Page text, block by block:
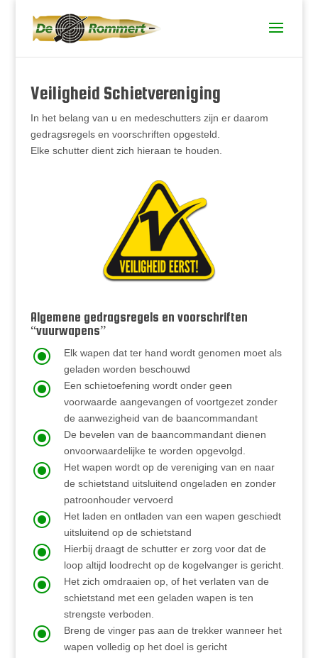
Veiligheid Schietvereniging
In het belang van u en medeschutters zijn er daarom
gedragsregels en voorschriften opgesteld.
Elke schutter dient zich hieraan te houden.
Algemene gedragsregels en voorschriften
“vuurwapens”
\
Elk wapen dat ter hand wordt genomen moet als
geladen worden beschouwd
\
Een schietoefening wordt onder geen
voorwaarde aangevangen of voortgezet zonder
de aanwezigheid van de baancommandant
\
De bevelen van de baancommandant dienen
onvoorwaardelijke te worden opgevolgd.
\
Het wapen wordt op de vereniging van en naar
de schietstand uitsluitend ongeladen en zonder
patroonhouder vervoerd
\
Het laden en ontladen van een wapen geschiedt
uitsluitend op de schietstand
\
Hierbij draagt de schutter er zorg voor dat de
loop altijd loodrecht op de kogelvanger is gericht.
\
Het zich omdraaien op, of het verlaten van de
schietstand met een geladen wapen is ten
strengste verboden.
\
Breng de vinger pas aan de trekker wanneer het
wapen volledig op het doel is gericht